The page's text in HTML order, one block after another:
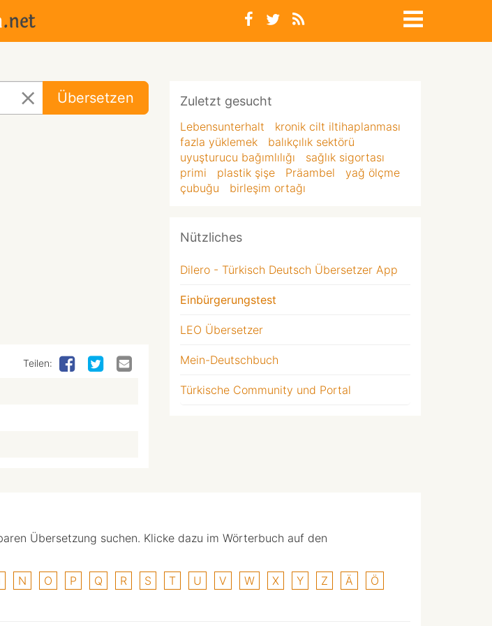
Übersetzen
Teilen:
Zuletzt gesucht
Lebensunterhalt
kronik cilt iltihaplanması
fazla yüklemek
balıkçılık sektörü
uyuşturucu bağımlılığı
sağlık sigortası
primi
plastik şişe Präambel
yağ ölçme
çubuğu
birleşim ortağı
Nützliches
Dilero - Türkisch Deutsch Übersetzer App
Einbürgerungstest
LEO Übersetzer
Mein-Deutschbuch
Türkische Community und Portal
Übersetzung suchen. Klicke dazu im Wörterbuch auf den
N O P Q R S T U V W X Y Z Ä
Ö